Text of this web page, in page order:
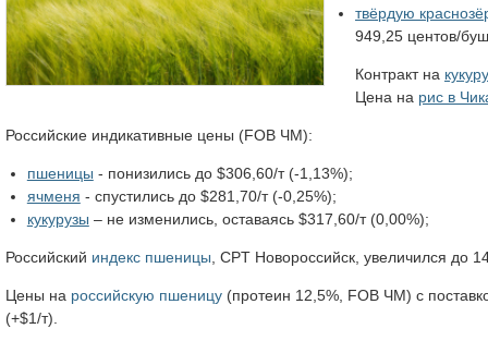
твёрдую
949,25 центов/
Контракт на
Цена на рис в
Российские индикативные цены (FOB ЧМ):
пшеницы - понизились до $306,60/т (-1,13%);
ячменя - спустились до $281,70/т (-0,25%);
кукурузы – не изменились, оставаясь $317,60/т (0,00%);
Российский индекс пшеницы , CPT Новороссийск, увеличился до
Цены на российскую пшеницу (протеин 12,5%, FOB ЧМ) с
(+$1/т).